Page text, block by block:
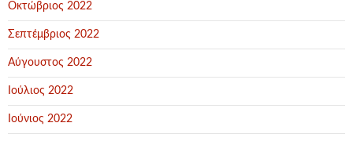
Οκτώβριος 2022
Σεπτέμβριος 2022
Αύγουστος 2022
Ιούλιος 2022
Ιούνιος 2022